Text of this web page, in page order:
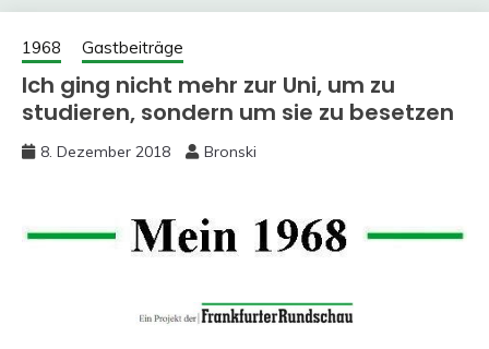
1968 Gastbeiträge
Ich ging nicht mehr zur Uni, um zu
studieren, sondern um sie zu besetzen
8. Dezember 2018 Bronski